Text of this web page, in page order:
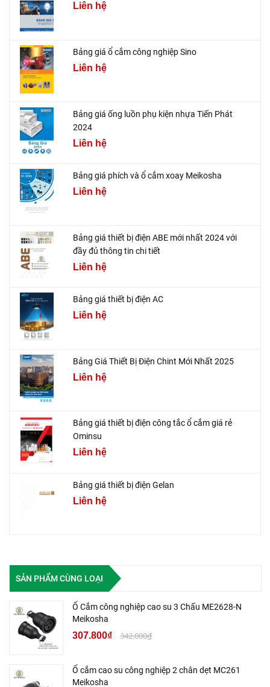
Liên hệ
Bảng giá ổ cắm công nghiệp Sino
Liên hệ
Bảng giá ống luồn phụ kiện nhựa Tiến Phát
2024
Liên hệ
Bảng giá phích và ổ cắm xoay Meikosha
Liên hệ
Bảng giá thiết bị điện ABE mới nhất 2024 với
đầy đủ thông tin chi tiết
Liên hệ
Bảng giá thiết bị điện AC
Liên hệ
Bảng Giá Thiết Bị Điện Chint Mới Nhất 2025
Liên hệ
Bảng giá thiết bị điện công tắc ổ cắm giá rẻ
Ominsu
Liên hệ
Bảng giá thiết bị điện Gelan
Liên hệ
SẢN PHẨM CÙNG LOẠI
Ổ Cắm công nghiệp cao su 3 Chấu ME2628-N
Meikosha
307.800₫ 342.000₫
Ổ cắm cao su công nghiệp 2 chân dẹt MC261
Meikosha